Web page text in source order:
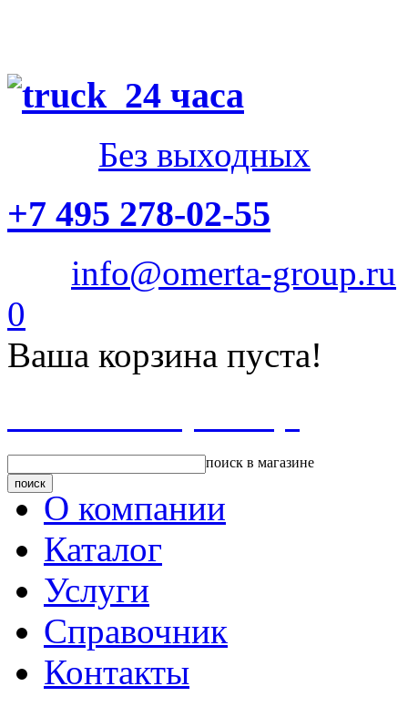
24 часа
Без выходных
+7 495 278-02-55
info@omerta-group.ru
0
Ваша корзина пуста!
поиск в магазине
О компании
Каталог
Услуги
Справочник
Контакты